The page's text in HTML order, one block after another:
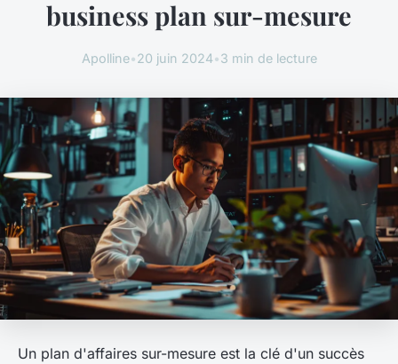
business plan sur-mesure
Apolline•20 juin 2024•3 min de lecture
Un plan d'affaires sur-mesure est la clé d'un succès